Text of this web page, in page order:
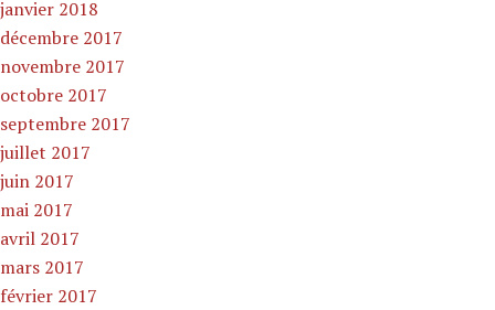
janvier 2018
décembre 2017
novembre 2017
octobre 2017
septembre 2017
juillet 2017
juin 2017
mai 2017
avril 2017
mars 2017
février 2017